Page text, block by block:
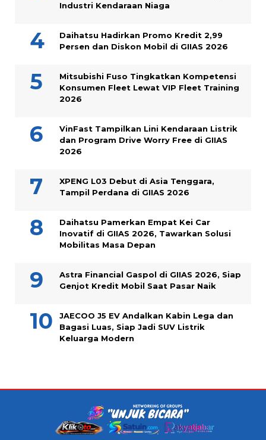
Industri Kendaraan Niaga
Daihatsu Hadirkan Promo Kredit 2,99
Persen dan Diskon Mobil di GIIAS 2026
Mitsubishi Fuso Tingkatkan Kompetensi
Konsumen Fleet Lewat VIP Fleet Training
2026
VinFast Tampilkan Lini Kendaraan Listrik
dan Program Drive Worry Free di GIIAS
2026
XPENG L03 Debut di Asia Tenggara,
Tampil Perdana di GIIAS 2026
Daihatsu Pamerkan Empat Kei Car
Inovatif di GIIAS 2026, Tawarkan Solusi
Mobilitas Masa Depan
Astra Financial Gaspol di GIIAS 2026, Siap
Genjot Kredit Mobil Saat Pasar Naik
JAECOO J5 EV Andalkan Kabin Lega dan
Bagasi Luas, Siap Jadi SUV Listrik
Keluarga Modern